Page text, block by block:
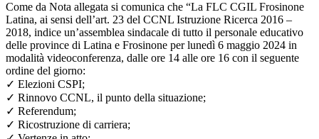
Come da Nota allegata si comunica che “La FLC CGIL Frosinone
Latina, ai sensi dell’art. 23 del CCNL Istruzione Ricerca 2016 –
2018, indice un’assemblea sindacale di tutto il personale educativo
delle province di Latina e Frosinone per lunedì 6 maggio 2024 in
modalità videoconferenza, dalle ore 14 alle ore 16 con il seguente
ordine del giorno:
✓ Elezioni CSPI;
✓ Rinnovo CCNL, il punto della situazione;
✓ Referendum;
✓ Ricostruzione di carriera;